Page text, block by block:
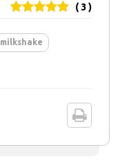
( 3 )
milkshake